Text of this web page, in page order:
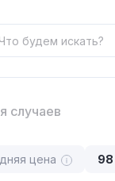
случаев
цена